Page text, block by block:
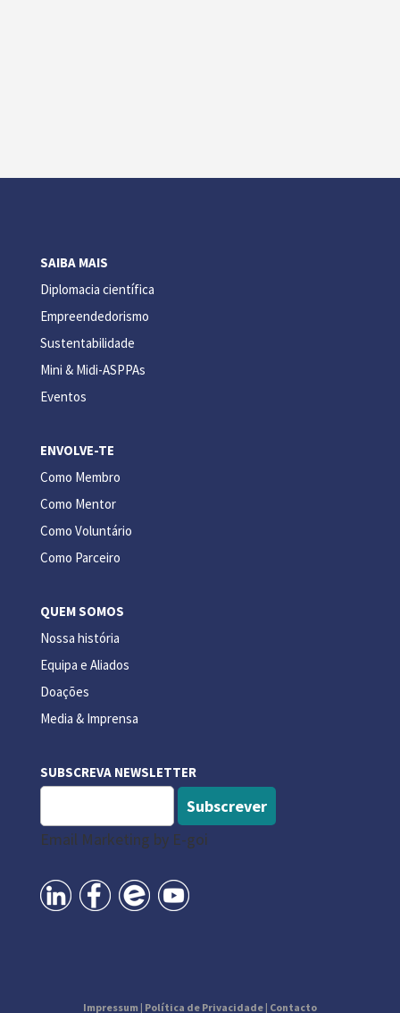
SAIBA MAIS
Diplomacia científica
Empreendedorismo
Sustentabilidade
Mini & Midi-ASPPAs
Eventos
ENVOLVE-TE
Como Membro
Como Mentor
Como Voluntário
Como Parceiro
QUEM SOMOS
Nossa história
Equipa e Aliados
Doações
Media & Imprensa
SUBSCREVA NEWSLETTER
Subscrever
Email Marketing by E-goi
Impressum | Política de Privacidade| Contacto